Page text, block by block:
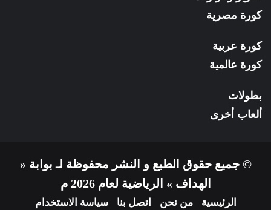
كورة مصرية
كورة عربية
كورة عالمية
بطولات
ألعاب أخرى
© جميع حقوق الطبع و النشر محفوظة لـ بوابة «
الهداف » الرياضية لعام 2026 م
الرئيسية من نحن اتصل بنا سياسة الاستخدام